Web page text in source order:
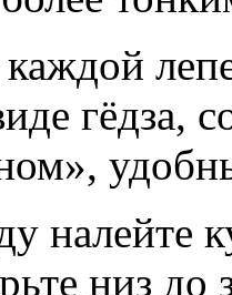
гёдза,
налейте
низ до